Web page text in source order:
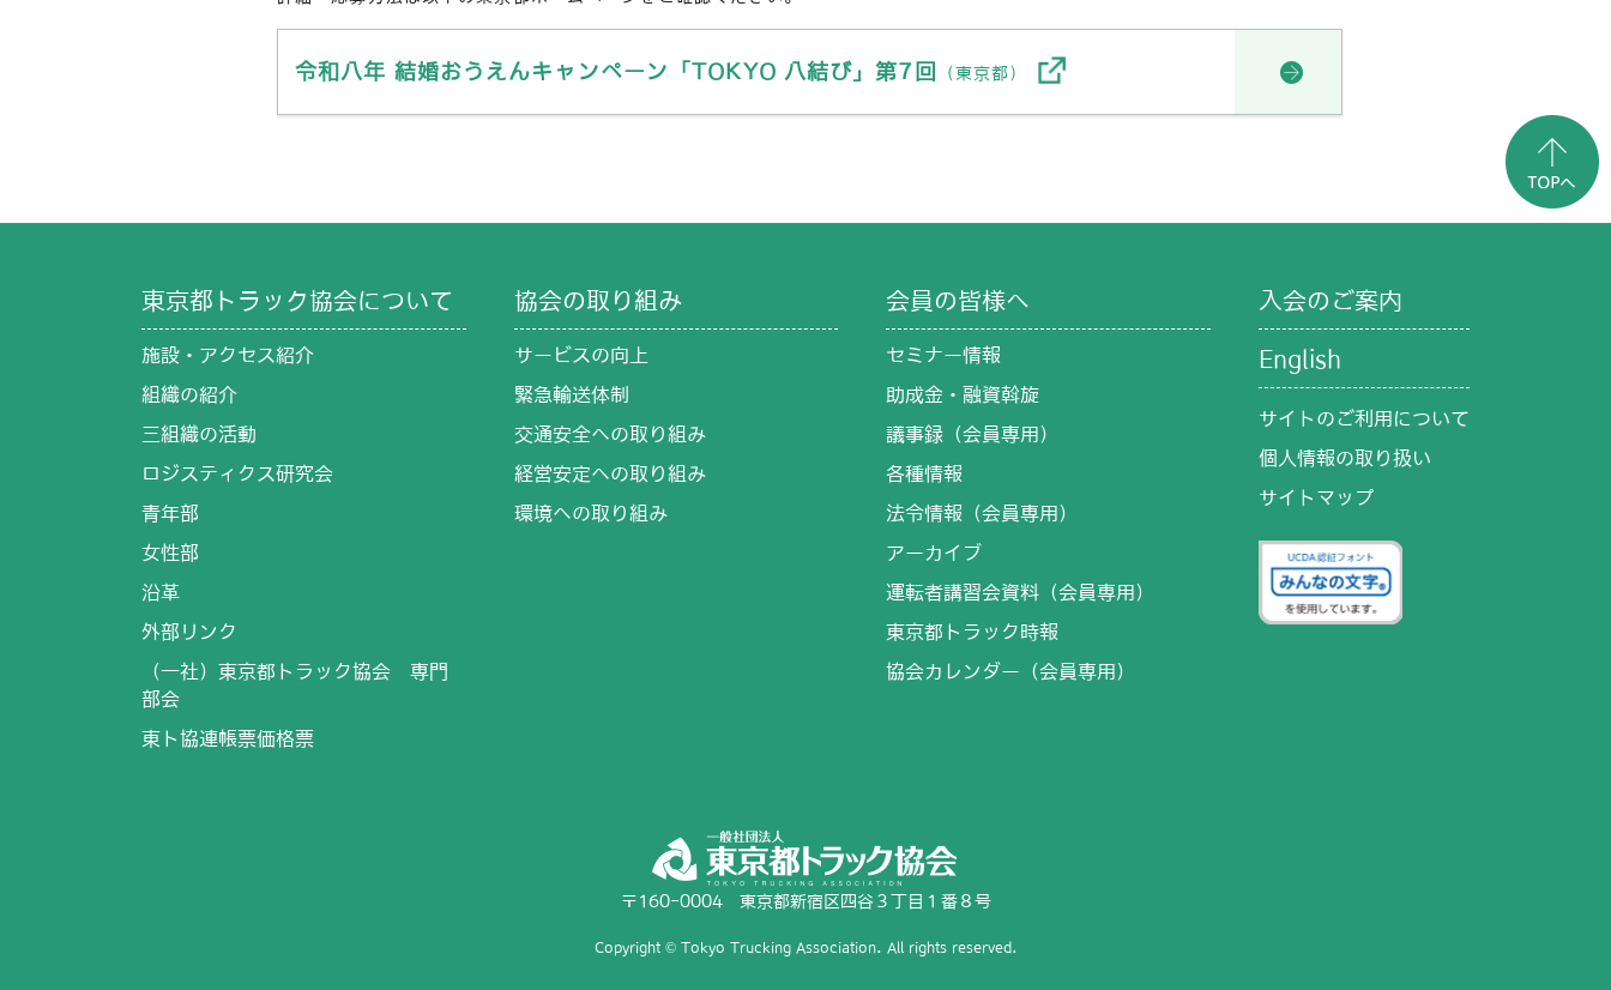
令和八年 結婚おうえんキャンペーン「TOKYO 八結び」第7回 （東京都）
東京都トラック協会について
施設・アクセス紹介
組織の紹介
三組織の活動
ロジスティクス研究会
青年部
女性部
沿革
外部リンク
（一社）東京都トラック協会 専門
部会
東ト協連帳票価格票
協会の取り組み
サービスの向上
緊急輸送体制
交通安全への取り組み
経営安定への取り組み
環境への取り組み
会員の皆様へ
セミナー情報
助成金・融資斡旋
議事録（会員専用）
各種情報
法令情報（会員専用）
アーカイブ
運転者講習会資料（会員専用）
東京都トラック時報
協会カレンダー（会員専用）
入会のご案内
English
サイトのご利用について
個人情報の取り扱い
サイトマップ
〒160-0004 東京都新宿区四谷３丁目１番８号
Copyright © Tokyo Trucking Association. All rights reserved.